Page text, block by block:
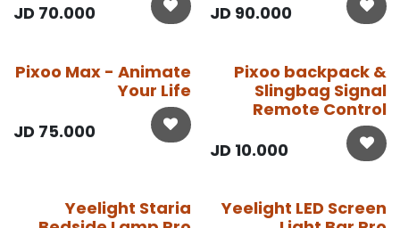
JD 90.000
JD 70.000
Pixoo backpack &
Slingbag Signal
Remote Control
JD 10.000
Pixoo Max - Animate
Your Life
JD 75.000
Yeelight LED Screen
Yeelight Staria